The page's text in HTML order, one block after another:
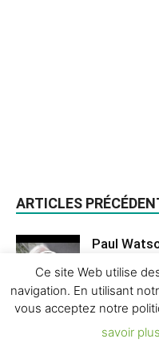
ARTICLES
Paul
Environnement
Clown, la
clown
Ce site Web utilise
navigation. En utilisant
vous acceptez notre
savoir plus